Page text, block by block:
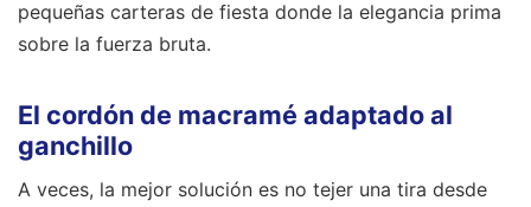
pequeñas carteras de fiesta donde la elegancia prima
sobre la fuerza bruta.
El cordón de macramé adaptado al
ganchillo
A veces, la mejor solución es no tejer una tira desde